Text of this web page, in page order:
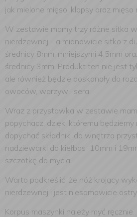
jak mielone mięso, klopsy oraz mięso
W zestawie mamy trzy różne sitka
nierdzewnej - a mianowicie sitko z
średnicy 8mm, mniejszymi 4,5mm
średnicy 3mm. Produkt ten nie jest
ale również będzie doskonały do
owoców, warzyw i sera.
Wraz z przystawka w zestawie
popychacz, dzięki któremu będziemy
dopychać składniki do wnętrza
nadziewarki do kiełbas 10mm i
szczotkę do mycia.
Warto podkreślić, że nóż krojący
nierdzewnej i jest niesamowicie
Korpus maszynki należy myć